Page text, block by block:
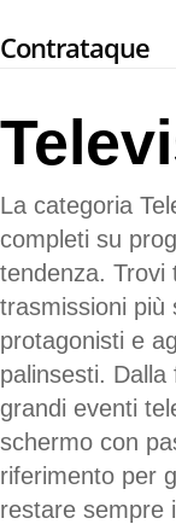
to
Contrataque
La categoria
completi su
tendenza. Trovi
trasmissioni più
protagonisti e
palinsesti.
grandi eventi
schermo con
riferimento per
restare sempre